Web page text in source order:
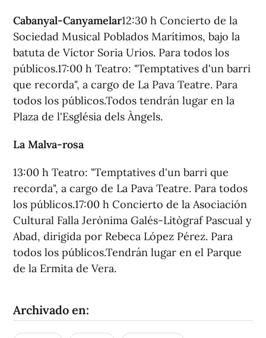
Cabanyal-Canyamelar12:30 h Concierto de la
Sociedad Musical Poblados Marítimos, bajo la
batuta de Víctor Soria Urios. Para todos los
públicos.17:00 h Teatro: "Temptatives d'un barri
que recorda", a cargo de La Pava Teatre. Para
todos los públicos.Todos tendrán lugar en la
Plaza de l'Església dels Àngels.
La Malva-rosa
13:00 h Teatro: "Temptatives d'un barri que
recorda", a cargo de La Pava Teatre. Para todos
los públicos.17:00 h Concierto de la Asociación
Cultural Falla Jerònima Galés-Litògraf Pascual y
Abad, dirigida por Rebeca López Pérez. Para
todos los públicos.Tendrán lugar en el Parque
de la Ermita de Vera.
Archivado en: